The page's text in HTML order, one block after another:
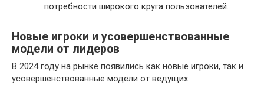
потребности широкого круга пользователей.
Новые игроки и усовершенствованные
модели от лидеров
В 2024 году на рынке появились как новые игроки, так и
усовершенствованные модели от ведущих